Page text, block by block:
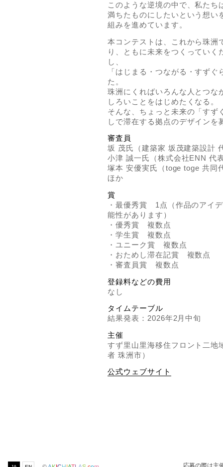
このような逆境の中で、私た
満ちたものにしたいという想い
組みを進めています。
本コンテストは、これから珠洲
り、ともに未来をつくってい
し、
「はじまる・つながる・すず
た。
珠洲にくればいろんな人とつな
しろいことをはじめたくなる。
そんな、ちょっと未来の「すず
しで滞在する拠点のデザインを
審査員
坂 茂氏（建築家 坂茂建築設計
小津 誠一氏（株式会社ENN 代
塚本 安優実氏（toge toge 共同
ほか
賞
・最優秀賞 1点（作品のアイ
能性があります）
・優秀賞 複数点
・学生賞 複数点
・ユニーク賞 複数点
・おためし滞在記賞 複数点
・審査員賞 複数点
登録料などの費用
なし
タイムテーブル
結果発表：2026年2月中旬
主催
すず里山里海移住フロント二地
者 珠洲市）
公式ウェブサイト